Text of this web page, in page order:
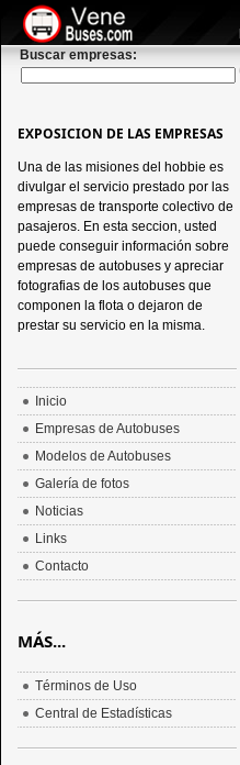
Buscar empresas:
EXPOSICION DE LAS EMPRESAS
Una de las misiones del hobbie es
divulgar el servicio prestado por las
empresas de transporte colectivo de
pasajeros. En esta seccion, usted
puede conseguir información sobre
empresas de autobuses y apreciar
fotografias de los autobuses que
componen la flota o dejaron de
prestar su servicio en la misma.
Inicio
Empresas de Autobuses
Modelos de Autobuses
Galería de fotos
Noticias
Links
Contacto
MÁS...
Términos de Uso
Central de Estadísticas